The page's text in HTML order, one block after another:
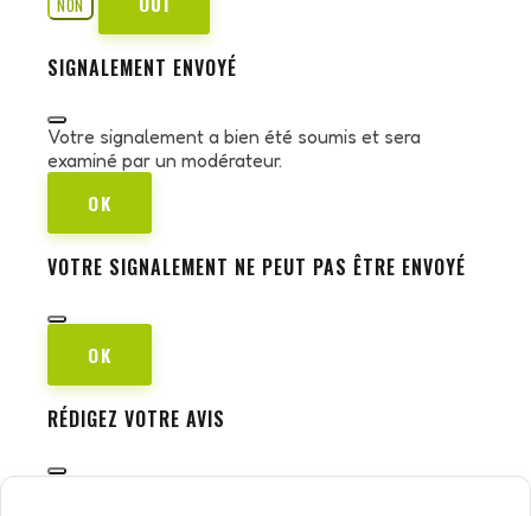
NON
SIGNALEMENT ENVOYÉ
Votre signalement a bien été soumis et sera
examiné par un modérateur.
OK
VOTRE SIGNALEMENT NE PEUT PAS ÊTRE ENVOYÉ
OK
RÉDIGEZ VOTRE AVIS